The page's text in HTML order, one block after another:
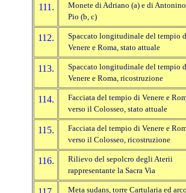
111.
Monete di Adriano (a) e di Antonino
Pio (b, c)
112.
Spaccato longitudinale del tempio
Venere e Roma, stato attuale
113.
Spaccato longitudinale del tempio
Venere e Roma, ricostruzione
114.
Facciata del tempio di Venere e
verso il Colosseo, stato attuale
115.
Facciata del tempio di Venere e
verso il Colosseo, ricostruzione
116.
Rilievo del sepolcro degli Aterii
rappresentante la Sacra Via
Meta sudans, torre Cartularia ed